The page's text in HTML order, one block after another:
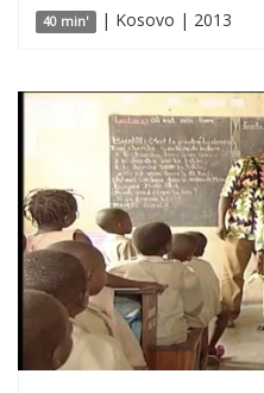
40 min' | Kosovo | 2013